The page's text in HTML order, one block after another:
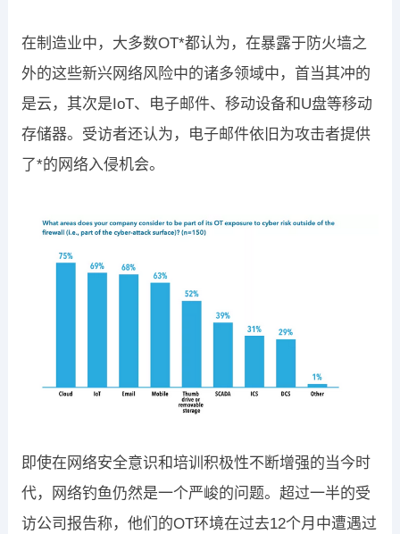
在制造业中，大多数OT*都认为，在暴露于防火墙之
外的这些新兴网络风险中的诸多领域中，首当其冲的
是云，其次是IoT、电子邮件、移动设备和U盘等移动
存储器。受访者还认为，电子邮件依旧为攻击者提供
了*的网络入侵机会。
即使在网络安全意识和培训积极性不断增强的当今时
代，网络钓鱼仍然是一个严峻的问题。超过一半的受
访公司报告称，他们的OT环境在过去12个月中遭遇过